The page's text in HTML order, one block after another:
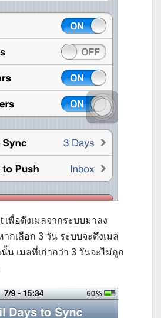
เพื่อดึงเมลจากระบบมาลง
กเลือก 3 วัน ระบบจะดึงเมล
น เมลที่เก่ากว่า 3 วันจะไม่ถูก